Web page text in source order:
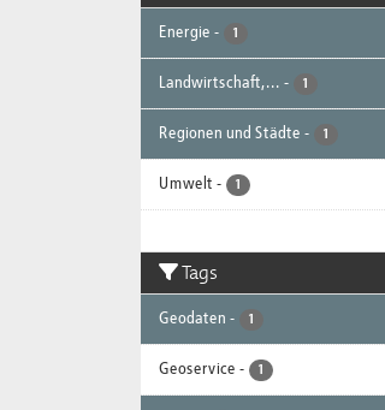
Energie - 1
Landwirtschaft,... - 1
Regionen und Städte - 1
Umwelt - 1
Tags
Geodaten - 1
Geoservice - 1